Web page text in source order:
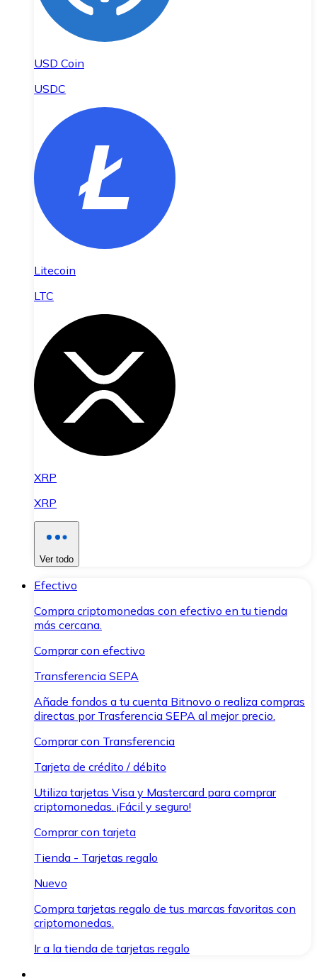
USD Coin
USDC
Litecoin
LTC
XRP
XRP
Ver todo
Efectivo
Compra criptomonedas con efectivo en tu tienda
más cercana.
Comprar con efectivo
Transferencia SEPA
Añade fondos a tu cuenta Bitnovo o realiza compras
directas por Trasferencia SEPA al mejor precio.
Comprar con Transferencia
Tarjeta de crédito / débito
Utiliza tarjetas Visa y Mastercard para comprar
criptomonedas. ¡Fácil y seguro!
Comprar con tarjeta
Tienda - Tarjetas regalo
Nuevo
Compra tarjetas regalo de tus marcas favoritas con
criptomonedas.
Ir a la tienda de tarjetas regalo